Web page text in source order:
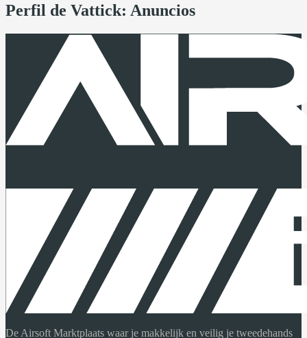
Perfil de Vattick: Anuncios
De Airsoft Marktplaats waar je makkelijk en veilig je tweedehands